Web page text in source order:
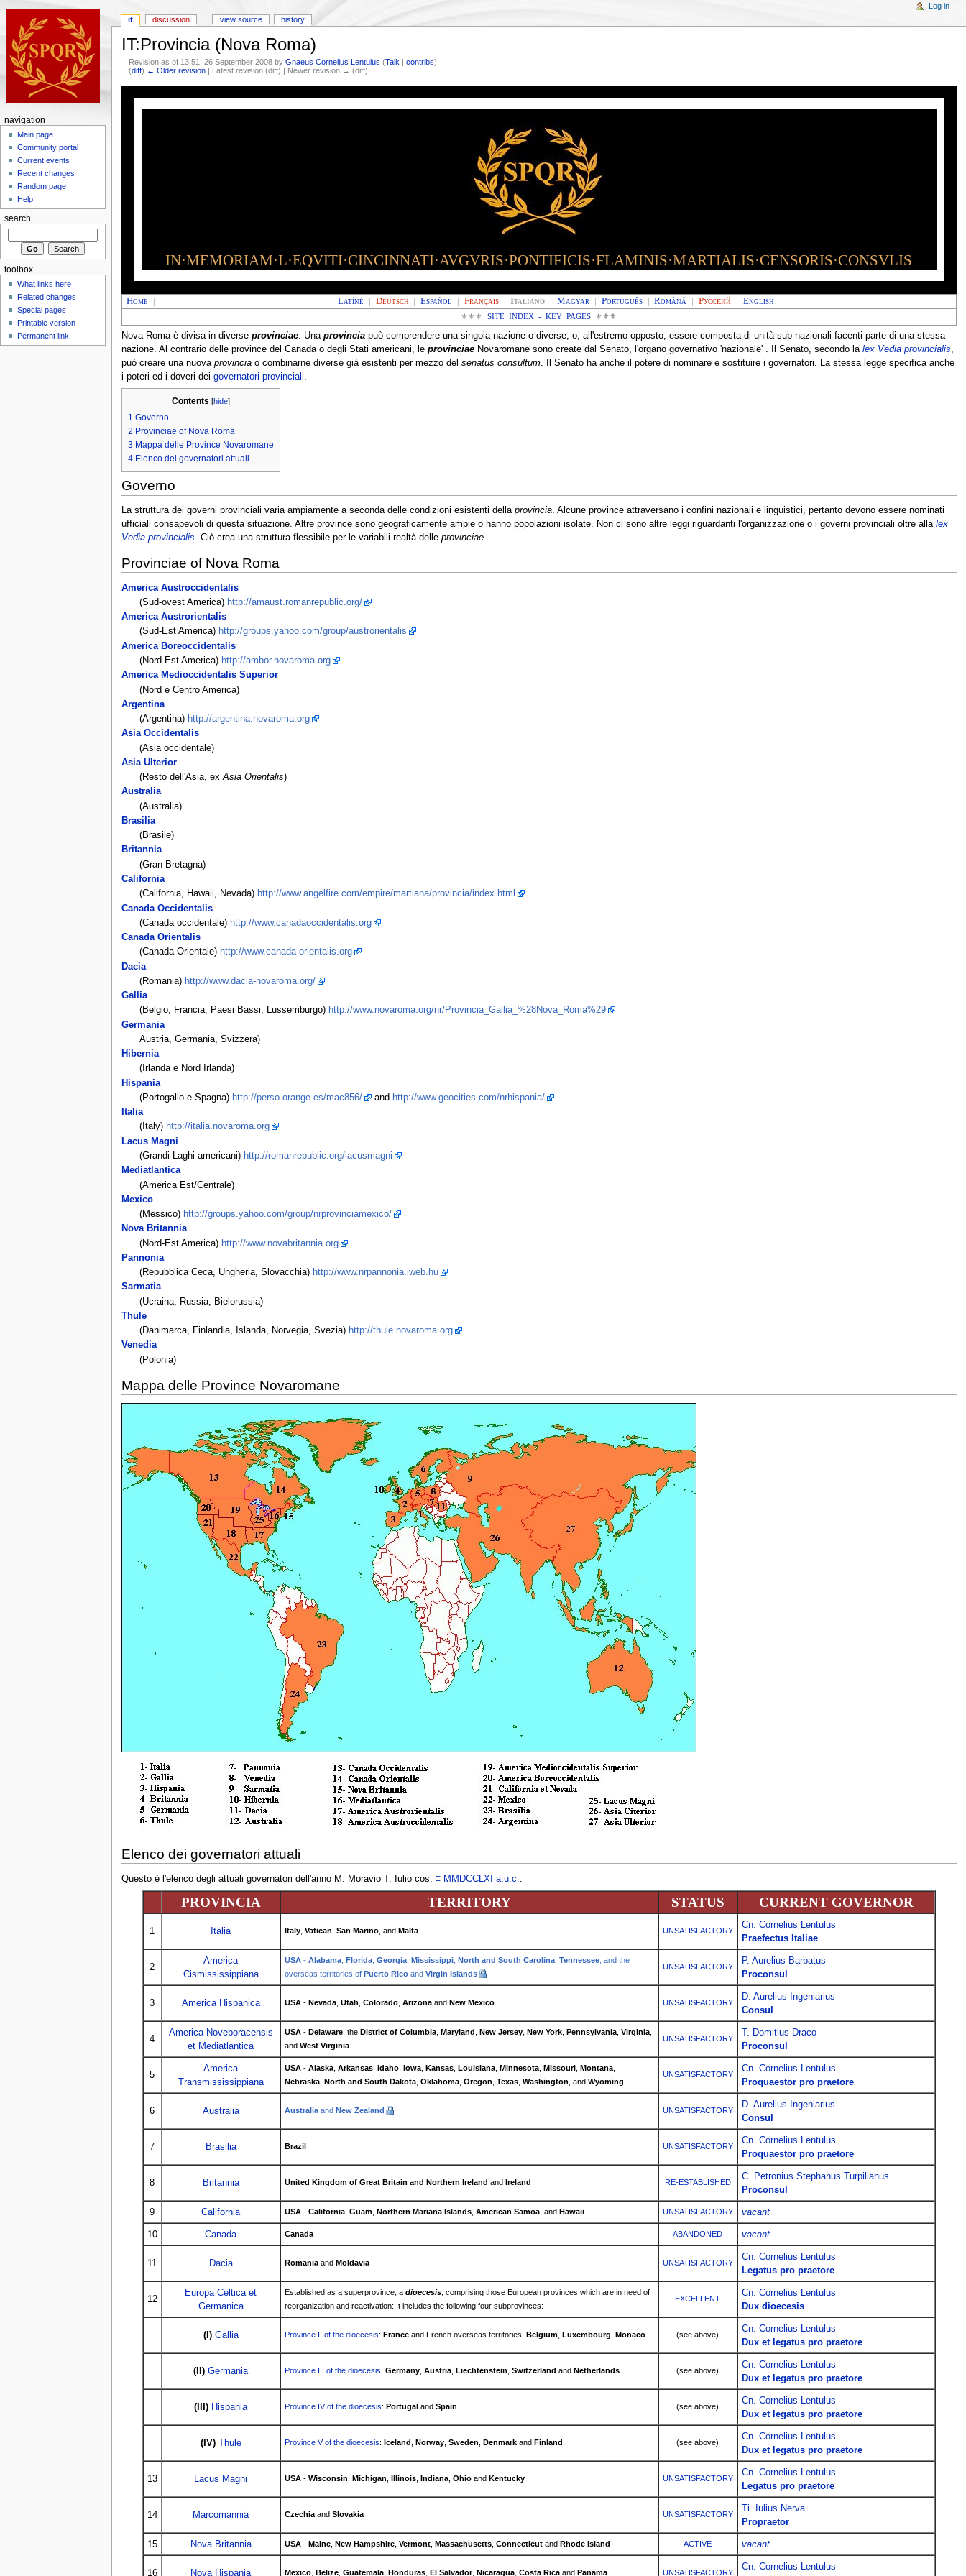
IT:Provincia (Nova Roma)
Revision as of 13:51, 26 September 2008 byGnaeus Cornelius Lentulus (Talk |contribs)
(diff) ← Older revision | Latest revision (diff) | Newer revision → (diff)
IN·MEMORIAM·L·EQVITI·CINCINNATI·AVGVRIS·PONTIFICIS·FLAMINIS·MARTIALIS·CENSORIS·CONSVLIS
Home Latíné Deutsch |Español Français|Italiano |Magyar Português|Română Русский English
⚜⚜⚜ SITE INDEX - KEY PAGES ⚜⚜⚜
Nova Roma è divisa in diverse provinciae. Una provinciapuò comprendere una singola nazione o diverse, o, all'estremo opposto, essere composta di unità sub-nazionali facenti parte di una stessa
nazione. Al contrario delle province del Canada o degli Stati americani, le provinciaeNovaromane sono create dal Senato, l'organo governativo 'nazionale' . Il Senato, secondo la lex Vedia provincialis
può creare una nuova provinciao combinarne diverse già esistenti per mezzo del senatus consultum. Il Senato ha anche il potere di nominare e sostituire i governatori. La stessa legge specifica anche
i poteri ed i doveri dei governatori provinciali
Contents [hide]
1 Governo
2 Provinciae of Nova Roma
3 Mappa delle Province Novaromane
4 Elenco dei governatori attuali
Governo
La struttura dei governi provinciali varia ampiamente a seconda delle condizioni esistenti della provincia. Alcune province attraversano i confini nazionali e linguistici, pertanto devono essere nominati
ufficiali consapevoli di questa situazione. Altre province sono geograficamente ampie o hanno popolazioni isolate. Non ci sono altre leggi riguardanti l'organizzazione o i governi provinciali oltre alla lex
Vedia provincialis. Ciò crea una struttura flessibile per le variabili realtà delle provinciae.
Provinciae of Nova Roma
America Austroccidentalis
(Sud-ovest America) http://amaust.romanrepublic.org/
America Austrorientalis
(Sud-Est America) http://groups.yahoo.com/group/austrorientalis
America Boreoccidentalis
(Nord-Est America) http://ambor.novaroma.org
America Medioccidentalis Superior
(Nord e Centro America)
Argentina
(Argentina) http://argentina.novaroma.org
Asia Occidentalis
(Asia occidentale)
Asia Ulterior
(Resto dell'Asia, exAsia Orientalis)
Australia
(Australia)
Brasilia
(Brasile)
Britannia
(Gran Bretagna)
California
(California, Hawaii, Nevada) http://www.angelfire.com/empire/martiana/provincia/index.html
Canada Occidentalis
(Canada occidentale) http://www.canadaoccidentalis.org
Canada Orientalis
(Canada Orientale) http://www.canada-orientalis.org
Dacia
(Romania) http://www.dacia-novaroma.org/
Gallia
(Belgio, Francia, Paesi Bassi, Lussemburgo) http://www.novaroma.org/nr/Provincia_Gallia_%28Nova_Roma%29
Germania
Austria, Germania, Svizzera)
Hibernia
(Irlanda e Nord Irlanda)
Hispania
(Portogallo e Spagna) http://perso.orange.es/mac856/ and http://www.geocities.com/nrhispania/
Italia
(Italy) http://italia.novaroma.org
Lacus Magni
(Grandi Laghi americani) http://romanrepublic.org/lacusmagni
Mediatlantica
(America Est/Centrale)
Mexico
(Messico) http://groups.yahoo.com/group/nrprovinciamexico/
Nova Britannia
(Nord-Est America) http://www.novabritannia.org
Pannonia
(Repubblica Ceca, Ungheria, Slovacchia) http://www.nrpannonia.iweb.hu
Sarmatia
(Ucraina, Russia, Bielorussia)
Thule
(Danimarca, Finlandia, Islanda, Norvegia, Svezia) http://thule.novaroma.org
Venedia
(Polonia)
Mappa delle Province Novaromane
Elenco dei governatori attuali
Questo è l'elenco degli attuali governatori dell'anno M. Moravio T. Iulio cos. ‡ MMDCCLXI a.u.c. :
PROVINCIA TERRITORY STATUS CURRENT GOVERNOR
1 Italia Italy, Vatican San Marino, and Malta UNSATISFACTORY
Cn. Cornelius Lentulus
Praefectus Italiae
2
America
Cismississippiana
USA- Alabama, Florida, Georgia, Mississippi, North and South Carolina, Tennessee, and the
overseas territories of Puerto Ricoand Virgin Islands
UNSATISFACTORY
P. Aurelius Barbatus
Proconsul
3 America Hispanica USA- Nevada, Utah Colorado, Arizonaand New Mexico UNSATISFACTORY
D. Aurelius Ingeniarius
Consul
4
America Noveboracensis
et Mediatlantica
USA- Delaware, the District of Columbia, Maryland New Jersey, New York, Pennsylvania, Virginia,
and West Virginia
UNSATISFACTORY
T. Domitius Draco
Proconsul
5
America
Transmississippiana
USA- Alaska, Arkansas, Idaho, Iowa, Kansas, Louisiana, Minnesota, Missouri, Montana,
Nebraska, North and South Dakota, Oklahoma, Oregon Texas, Washington , and Wyoming
UNSATISFACTORY
Cn. Cornelius Lentulus
Proquaestor pro praetore
6 Australia Australiaand New Zealand UNSATISFACTORY
D. Aurelius Ingeniarius
Consul
7 Brasilia Brazil UNSATISFACTORY
Cn. Cornelius Lentulus
Proquaestor pro praetore
8 Britannia United Kingdom of Great Britain and Northern Ireland and Ireland RE-ESTABLISHED
C. Petronius Stephanus Turpilianus
Proconsul
9 California USA- California, Guam, Northern Mariana Islands, American Samoa, and Hawaii UNSATISFACTORY vacant
10 Canada Canada ABANDONED vacant
11 Dacia Romaniaand Moldavia UNSATISFACTORY
Cn. Cornelius Lentulus
Legatus pro praetore
12
Europa Celtica et
Germanica
Established as a superprovince, a dioecesis, comprising those European provinces which are in need of
reorganization and reactivation: It includes the following four subprovinces:
EXCELLENT
Cn. Cornelius Lentulus
Dux dioecesis
(I) Gallia Province II of the dioecesis: Franceand French overseas territories, Belgium, Luxembourg Monaco (see above)
Cn. Cornelius Lentulus
Dux et legatus pro praetore
(II) Germania Province III of the dioecesis: Germany, Austria, Liechtenstein Switzerland and Netherlands (see above)
Cn. Cornelius Lentulus
Dux et legatus pro praetore
(III) Hispania Province IV of the dioecesis: Portugaland Spain (see above)
Cn. Cornelius Lentulus
Dux et legatus pro praetore
(IV) Thule Province V of the dioecesis: Iceland Norway, Sweden Denmarkand Finland (see above)
Cn. Cornelius Lentulus
Dux et legatus pro praetore
13 Lacus Magni USA- Wisconsin Michigan Illinois, Indiana, Ohioand Kentucky UNSATISFACTORY
Cn. Cornelius Lentulus
Legatus pro praetore
14 Marcomannia Czechiaand Slovakia UNSATISFACTORY
Ti. Iulius Nerva
Propraetor
15 Nova Britannia USA- Maine, New Hampshire, Vermont, Massachusetts, Connecticutand Rhode Island ACTIVE vacant
16 Nova Hispania Mexico, Belize, Guatemala, Honduras, El Salvador, Nicaragua, Costa Ricaand Panama UNSATISFACTORY
Cn. Cornelius Lentulus
it discussion view source history
Log in
navigation
Main page
Community portal
Current events
Recent changes
Random page
Help
search
toolbox
What links here
Related changes
Special pages
Printable version
Permanent link